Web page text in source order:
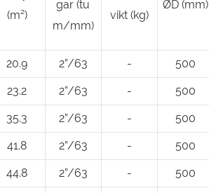
(m²)
gar (tu
m/mm)
vikt (kg)
ØD (mm)
20.9 2”/63 - 500
23.2 2”/63 - 500
35.3 2”/63 - 500
41.8 2”/63 - 500
44.8 2”/63 - 500